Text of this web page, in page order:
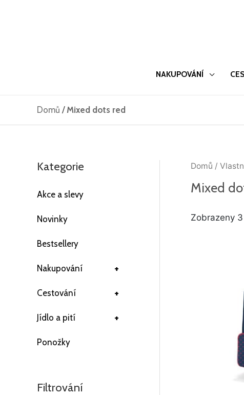
NAKUPOVÁNÍ
Domů /Mixed dots red
Kategorie
Akce a slevy
Novinky
Bestsellery
+
Nakupování
+
Cestování
+
Jídlo a pití
Ponožky
Filtrování
Domů /
Mixed
Zobrazeny